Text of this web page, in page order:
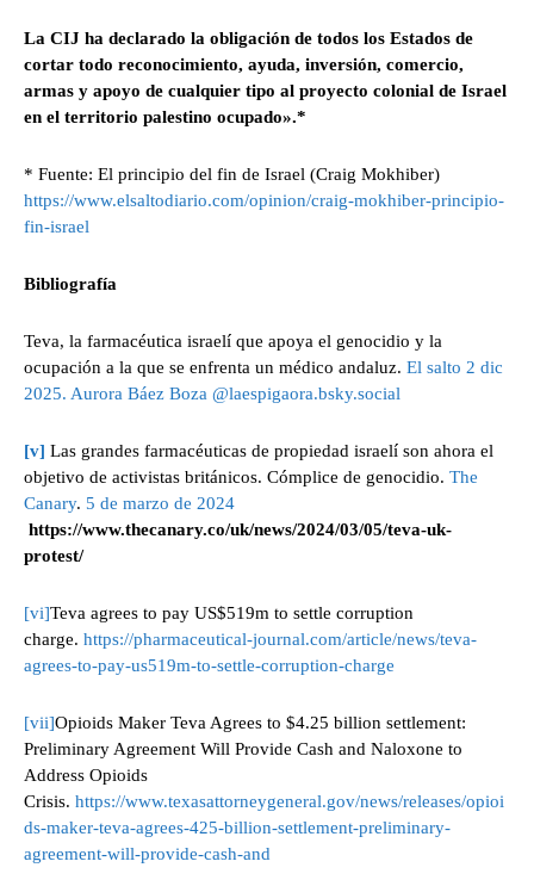
La CIJ ha declarado la obligación de todos los Estados de
cortar todo reconocimiento, ayuda, inversión, comercio,
armas y apoyo de cualquier tipo al proyecto colonial de Israel
en el territorio palestino ocupado».*
* Fuente: El principio del fin de Israel (Craig Mokhiber)
https://www.elsaltodiario.com/opinion/craig-mokhiber-principio-
fin-israel
Bibliografía
Teva, la farmacéutica israelí que apoya el genocidio y la
ocupación a la que se enfrenta un médico andaluz. El salto 2 dic
2025. Aurora Báez Boza @laespigaora.bsky.social
[v] Las grandes farmacéuticas de propiedad israelí son ahora el
objetivo de activistas británicos. Cómplice de genocidio. The
Canary. 5 de marzo de 2024
https://www.thecanary.co/uk/news/2024/03/05/teva-uk-
protest/
[vi]Teva agrees to pay US$519m to settle corruption
charge. https://pharmaceutical-journal.com/article/news/teva-
agrees-to-pay-us519m-to-settle-corruption-charge
[vii]Opioids Maker Teva Agrees to $4.25 billion settlement:
Preliminary Agreement Will Provide Cash and Naloxone to
Address Opioids
Crisis. https://www.texasattorneygeneral.gov/news/releases/opioi
ds-maker-teva-agrees-425-billion-settlement-preliminary-
agreement-will-provide-cash-and